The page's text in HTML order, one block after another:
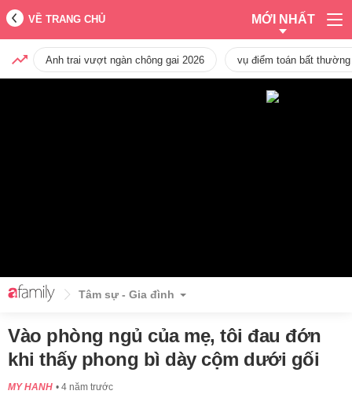
VỀ TRANG CHỦ MỚI NHẤT
Anh trai vượt ngàn chông gai 2026 vụ điểm toán bất
Tâm sự - Gia đình
Vào phòng ngủ của mẹ, tôi đau đớn
khi thấy phong bì dày cộm dưới gối
MY HANH 4 năm trước